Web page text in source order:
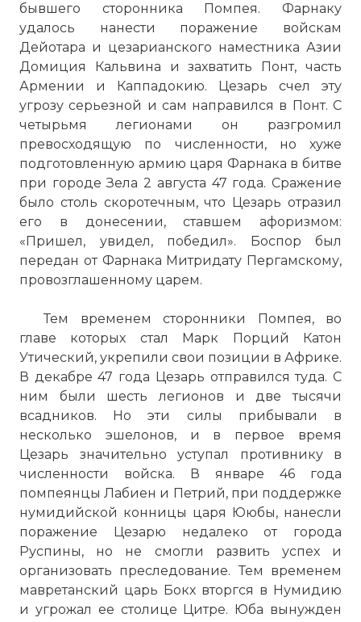
бывшего сторонника Помпея. Фарнаку
удалось нанести поражение войскам
Дейотара и цезарианского наместника Азии
Домиция Кальвина и захватить Понт, часть
Армении и Каппадокию. Цезарь счел эту
угрозу серьезной и сам направился в Понт. С
четырьмя легионами он разгромил
превосходящую по численности, но хуже
подготовленную армию царя Фарнака в битве
при городе Зела 2 августа 47 года. Сражение
было столь скоротечным, что Цезарь отразил
его в донесении, ставшем афоризмом:
«Пришел, увидел, победил». Боспор был
передан от Фарнака Митридату Пергамскому,
провозглашенному царем.
Тем временем сторонники Помпея, во
главе которых стал Марк Порций Катон
Утический, укрепили свои позиции в Африке.
В декабре 47 года Цезарь отправился туда. С
ним были шесть легионов и две тысячи
всадников. Но эти силы прибывали в
несколько эшелонов, и в первое время
Цезарь значительно уступал противнику в
численности войска. В январе 46 года
помпеянцы Лабиен и Петрий, при поддержке
нумидийской конницы царя Ююбы, нанесли
поражение Цезарю недалеко от города
Руспины, но не смогли развить успех и
организовать преследование. Тем временем
мавретанский царь Бокх вторгся в Нумидию
и угрожал ее столице Цитре. Юба вынужден